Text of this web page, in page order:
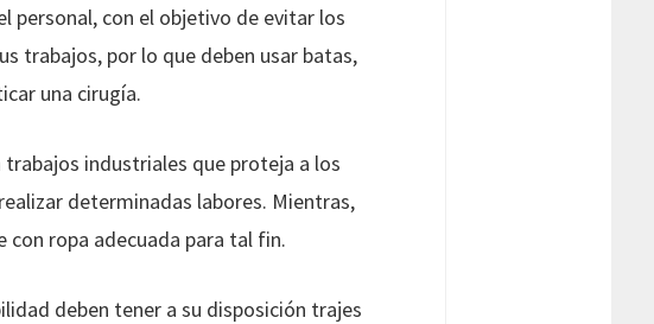
personal, con el objetivo de evitar los
trabajos, por lo que deben usar batas,
una cirugía.
trabajos industriales que proteja a los
determinadas labores. Mientras,
ropa adecuada para tal fin.
deben tener a su disposición trajes